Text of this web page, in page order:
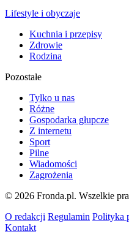
Lifestyle i obyczaje
Kuchnia i przepisy
Zdrowie
Rodzina
Pozostałe
Tylko u nas
Różne
Gospodarka głupcze
Z internetu
Sport
Pilne
Wiadomości
Zagrożenia
© 2026 Fronda.pl. Wszelkie
O redakcji Regulamin Polityka
Kontakt